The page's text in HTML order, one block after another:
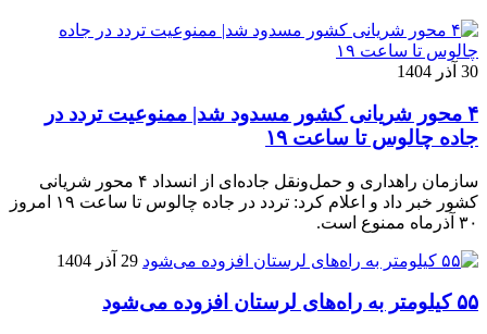
30 آذر 1404
۴ محور شریانی کشور مسدود شد| ممنوعیت تردد در
جاده چالوس تا ساعت ۱۹
سازمان راهداری و حمل‌ونقل جاده‌ای از انسداد ۴ محور شریانی
کشور خبر داد و اعلام کرد: تردد در جاده چالوس تا ساعت ۱۹ امروز
۳۰ آذرماه ممنوع است.
29 آذر 1404
۵۵ کیلومتر به راه‌های لرستان افزوده می‌شود